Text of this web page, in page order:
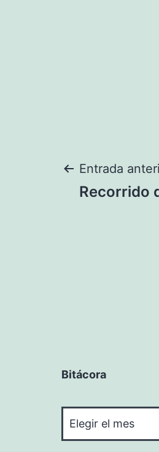
Entrada
Recorrido
Bitácora